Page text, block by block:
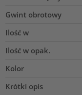
Gwint obrotowy
Ilość w
Ilość w opak.
Kolor
Krótki opis